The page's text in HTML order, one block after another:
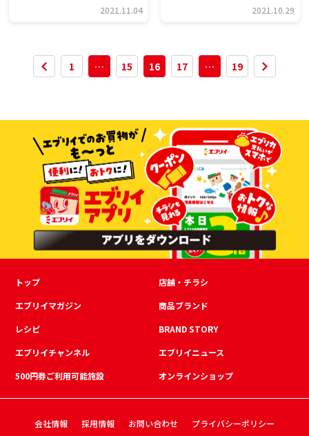
2021.11.04
2021.10.29
1 … 15 16 17 … 19
トップ
店舗・チラシ
エブリイマガジン
商品ブランド
レシピ
BRAND STORY
エブリイチャンネル
エブリイニュース
500円券ご利用可能施設
オンラインショップ
会社情報 採用情報 お問い合わせ プライバシーポリシー